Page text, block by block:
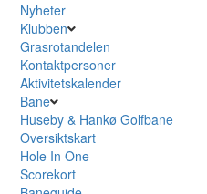
Nyheter
Klubben
Grasrotandelen
Kontaktpersoner
Aktivitetskalender
Bane
Huseby & Hankø Golfbane
Oversiktskart
Hole In One
Scorekort